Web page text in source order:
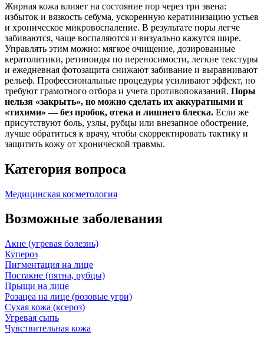
Жирная кожа влияет на состояние пор через три звена:
избыток и вязкость себума, ускоренную кератинизацию устьев
и хроническое микровоспаление. В результате поры легче
забиваются, чаще воспаляются и визуально кажутся шире.
Управлять этим можно: мягкое очищение, дозированные
кератолитики, ретиноиды по переносимости, легкие текстуры
и ежедневная фотозащита снижают забивание и выравнивают
рельеф. Профессиональные процедуры усиливают эффект, но
требуют грамотного отбора и учета противопоказаний. Поры
нельзя «закрыть», но можно сделать их аккуратными и
«тихими» — без пробок, отека и лишнего блеска. Если же
присутствуют боль, узлы, рубцы или внезапное обострение,
лучше обратиться к врачу, чтобы скорректировать тактику и
защитить кожу от хронической травмы.
Категория вопроса
Медицинская косметология
Возможные заболевания
Акне (угревая болезнь)
Купероз
Пигментация на лице
Постакне (пятна, рубцы)
Прыщи на лице
Розацеа на лице (розовые угри)
Сухая кожа (ксероз)
Угревая сыпь
Чувствительная кожа